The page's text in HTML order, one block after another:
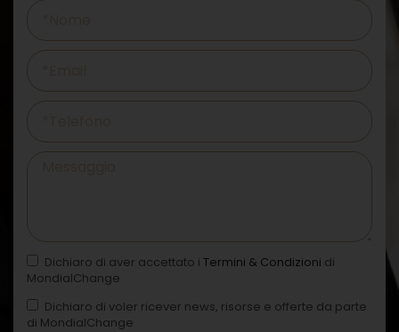
Dichiaro di aver accettato i Termini & Condizioni di
MondialChange
Dichiaro di voler ricever news, risorse e offerte da parte
di MondialChange